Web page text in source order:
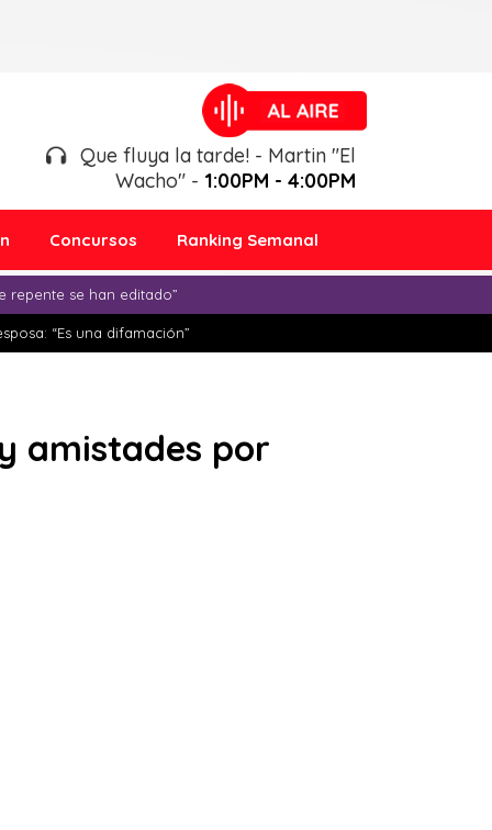
Que fluya la tarde! - Martin "El
Wacho" - 1:00PM - 4:00PM
Concursos Ranking Semanal
repente se han editado”
“Es una difamación”
amistades por